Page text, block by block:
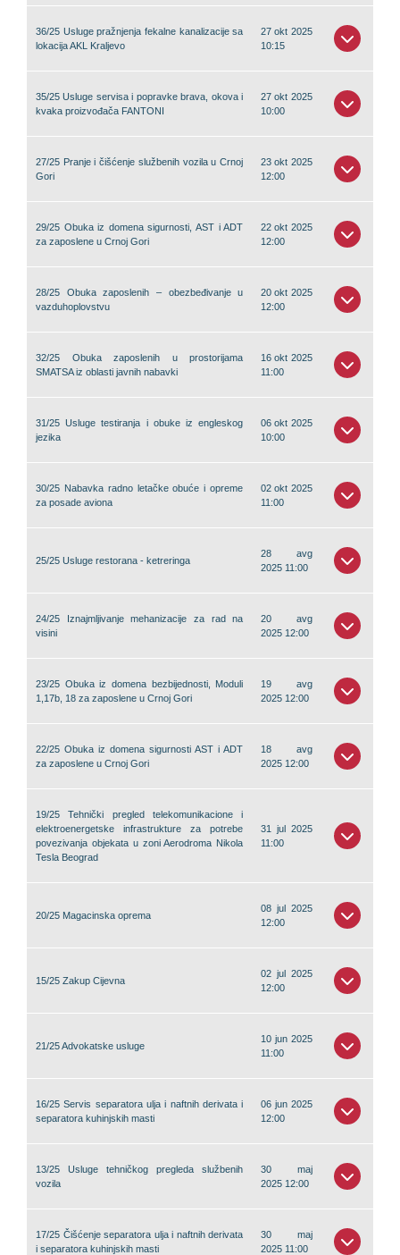
36/25 Usluge pražnjenja fekalne kanalizacije sa
lokacija AKL Kraljevo
27 okt 2025
10:15
35/25 Usluge servisa i popravke brava, okova i
kvaka proizvođača FANTONI
27 okt 2025
10:00
27/25 Pranje i čišćenje službenih vozila u Crnoj
Gori
23 okt 2025
12:00
29/25 Obuka iz domena sigurnosti, AST i ADT
za zaposlene u Crnoj Gori
22 okt 2025
12:00
28/25 Obuka zaposlenih – obezbeđivanje u
vazduhoplovstvu
20 okt 2025
12:00
32/25 Obuka zaposlenih u prostorijama
SMATSA iz oblasti javnih nabavki
16 okt 2025
11:00
31/25 Usluge testiranja i obuke iz engleskog
jezika
06 okt 2025
10:00
30/25 Nabavka radno letačke obuće i opreme
za posade aviona
02 okt 2025
11:00
25/25 Usluge restorana - ketreringa
28 avg
2025 11:00
24/25 Iznajmljivanje mehanizacije za rad na
visini
20 avg
2025 12:00
23/25 Obuka iz domena bezbijednosti, Moduli
1,17b, 18 za zaposlene u Crnoj Gori
19 avg
2025 12:00
22/25 Obuka iz domena sigurnosti AST i ADT
za zaposlene u Crnoj Gori
18 avg
2025 12:00
19/25 Tehnički pregled telekomunikacione i
elektroenergetske infrastrukture za potrebe
povezivanja objekata u zoni Aerodroma Nikola
Tesla Beograd
31 jul 2025
11:00
20/25 Magacinska oprema
08 jul 2025
12:00
15/25 Zakup Cijevna
02 jul 2025
12:00
21/25 Advokatske usluge
10 jun 2025
11:00
16/25 Servis separatora ulja i naftnih derivata i
separatora kuhinjskih masti
06 jun 2025
12:00
13/25 Usluge tehničkog pregleda službenih
vozila
30 maj
2025 12:00
17/25 Čišćenje separatora ulja i naftnih derivata
i separatora kuhinjskih masti
30 maj
2025 11:00